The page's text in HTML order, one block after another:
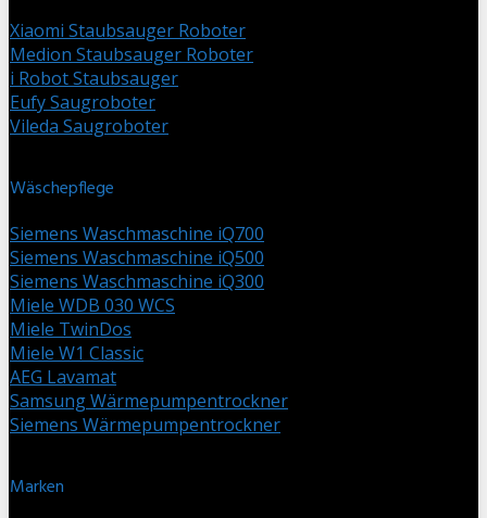
Xiaomi Staubsauger Roboter
Medion Staubsauger Roboter
i Robot Staubsauger
Eufy Saugroboter
Vileda Saugroboter
Wäschepflege
Siemens Waschmaschine iQ700
Siemens Waschmaschine iQ500
Siemens Waschmaschine iQ300
Miele WDB 030 WCS
Miele TwinDos
Miele W1 Classic
AEG Lavamat
Samsung Wärmepumpentrockner
Siemens Wärmepumpentrockner
Marken